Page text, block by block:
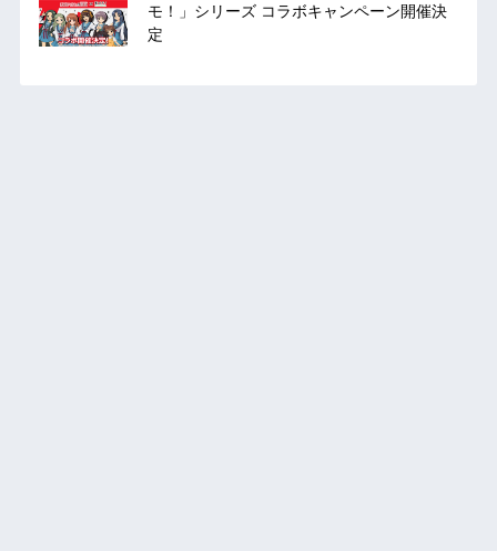
モ！」シリーズ コラボキャンペーン開催決
定